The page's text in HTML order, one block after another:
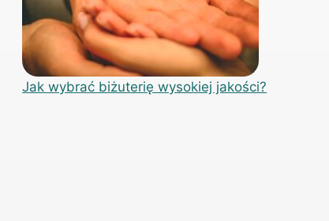
Jak wybrać biżuterię wysokiej jakości?